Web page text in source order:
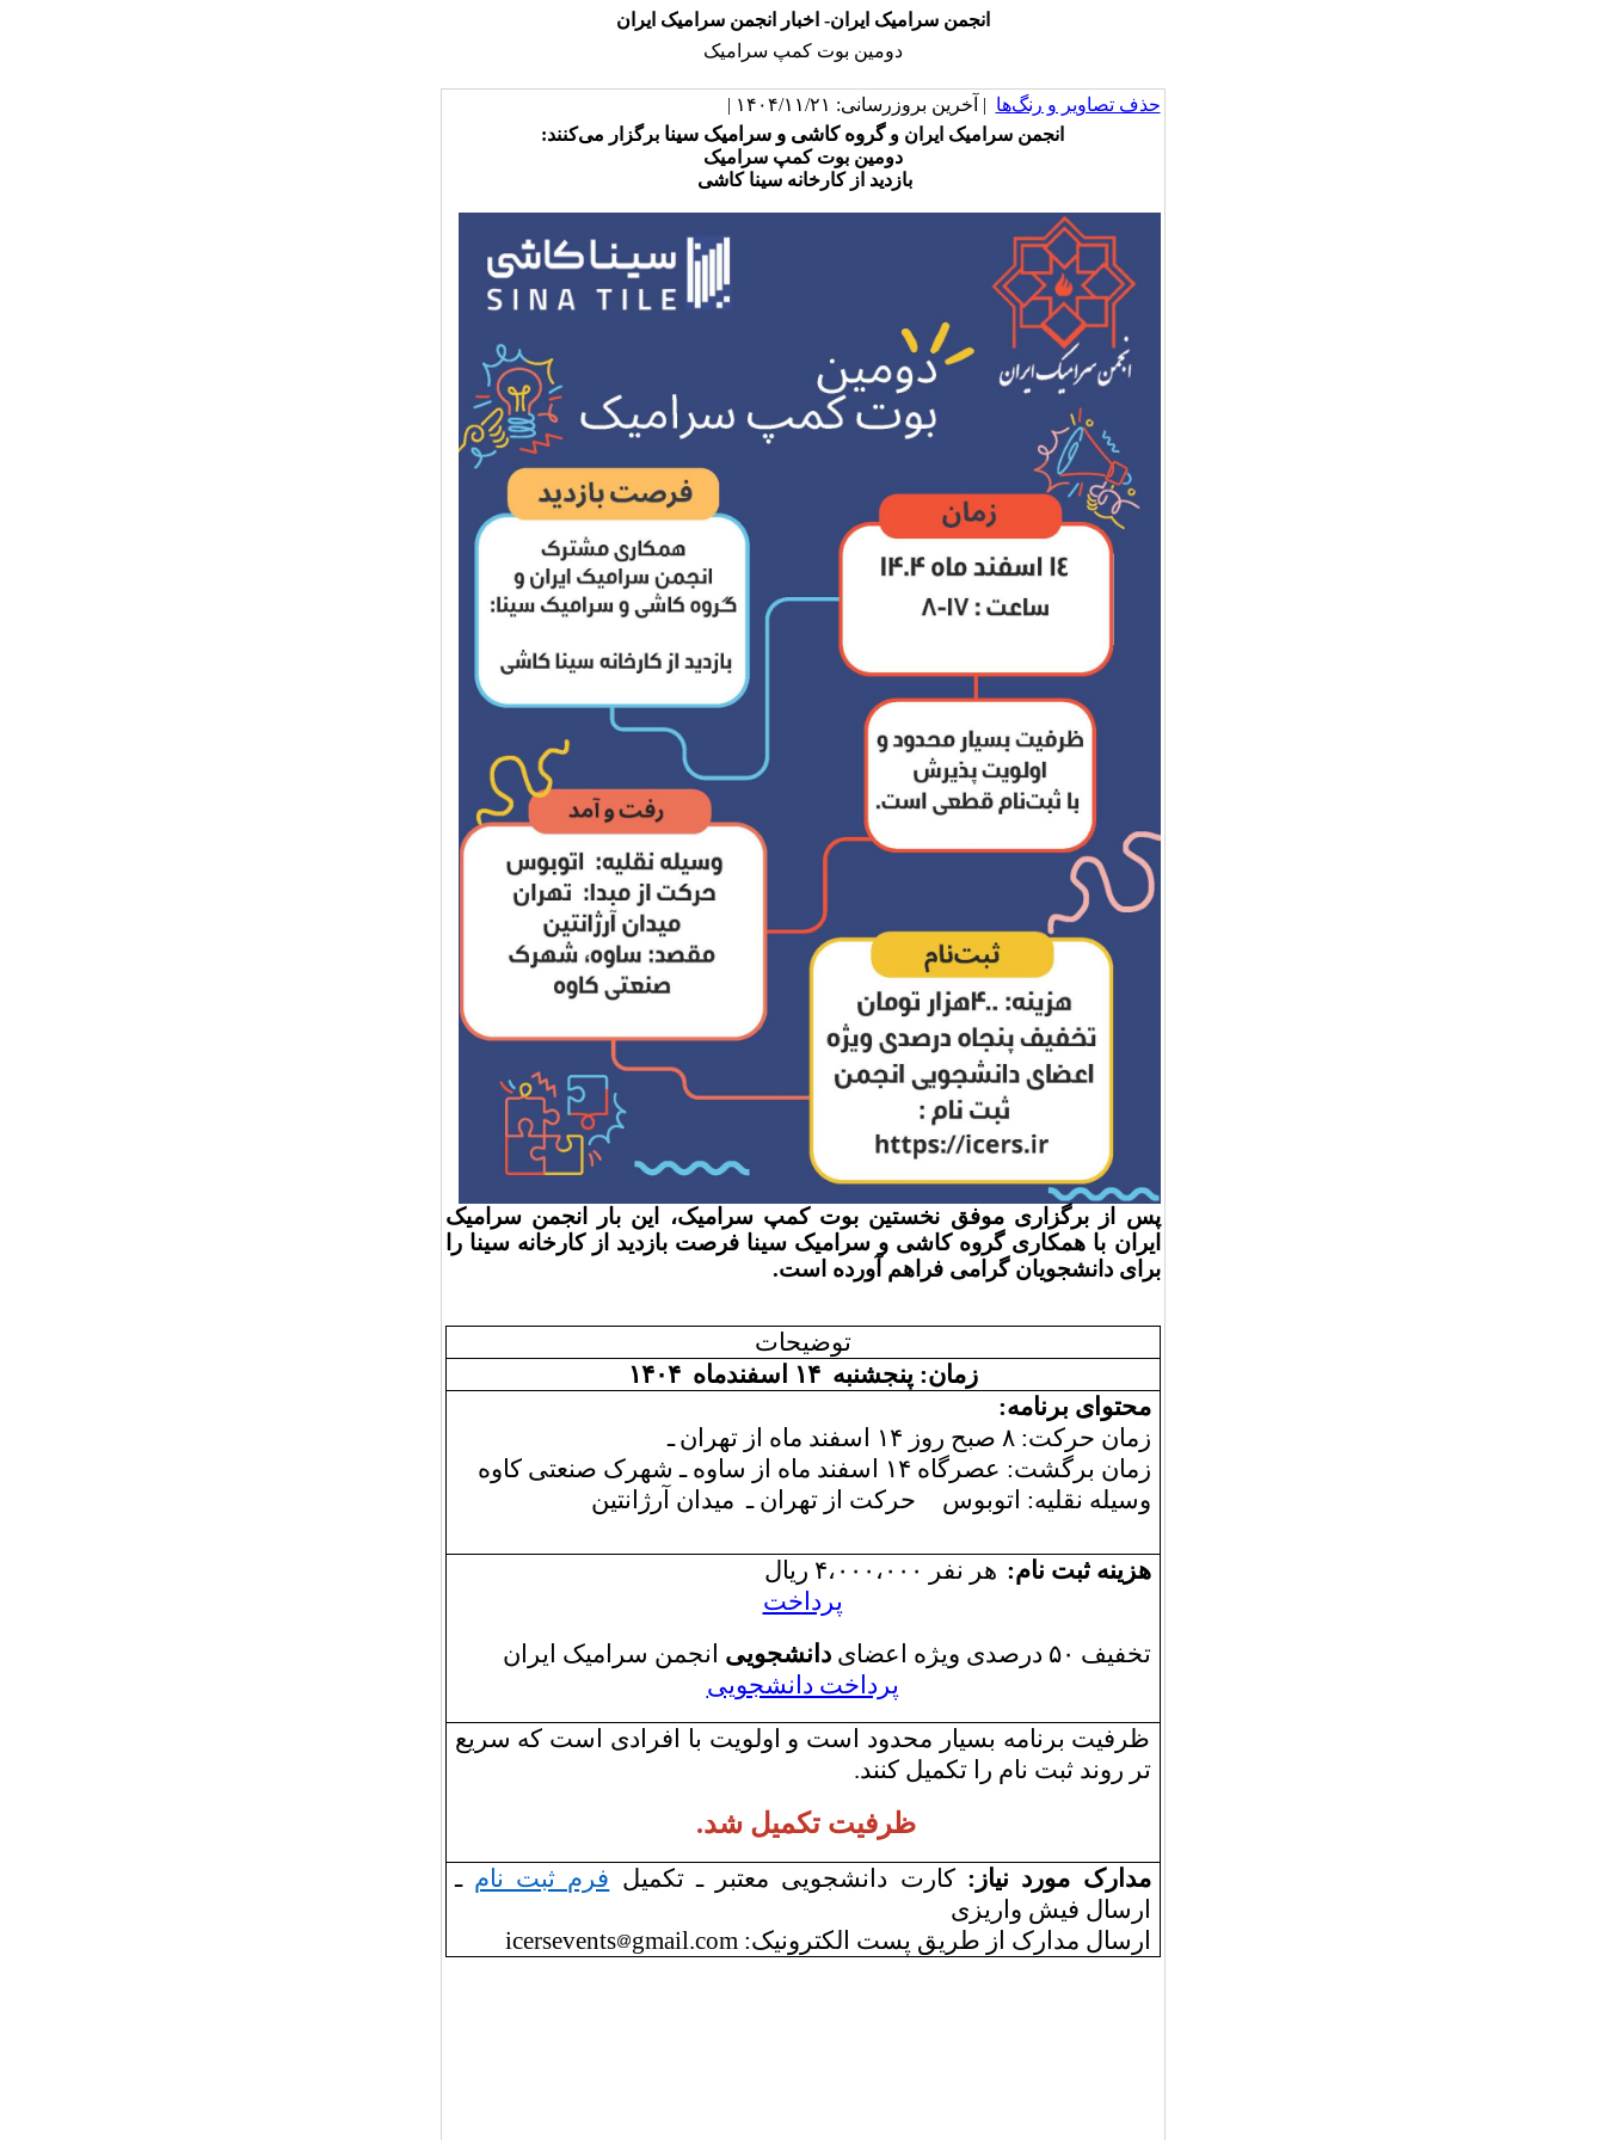
انجمن سرامیک ایران- اخبار انجمن سرامیک ایران
دومین بوت کمپ سرامیک
حذف تصاویر و رنگ‌ها | آخرین بروزرسانی: ۱۴۰۴/۱۱/۲۱ |
انجمن سرامیک ایران وگروه کاشی و سرامیک سینا برگزار می‌کنند:
دومین بوت کمپ سرامیک
بازدید از کارخانه سینا کاشی
پس از برگزاری موفق نخستین بوت کمپ سرامیک، این بار انجمن سرامیک
ایران با همکاری گروه کاشی و سرامیک سینا فرصت بازدید از کارخانه سینا را
برای دانشجویان گرامی فراهم آورده است.
توضیحات
زمان: پنجشنبه ۱۴ اسفندماه
۱۴۰۴
محتوای برنامه:
زمان حرکت: ۸ صبح روز
۱۴ اسفند ماه از تهران ـ
زمان برگشت: عصرگاه ۱۴ اسفند ماه
از ساوه ـ شهرک صنعتی کاوه
وسیله نقلیه: اتوبوس
حرکت از تهران ـ میدان آرژانتین
هزینه ثبت نام: هر نفر ۴،۰۰۰،۰۰۰ ریال
پرداخت
تخفیف ۵۰ درصدی ویژه اعضایدانشجویی انجمن سرامیک ایران
پرداخت دانشجویی
ظرفیت برنامه بسیار محدود است و اولویت با افرادی است که سریع
تر روند ثبت نام را تکمیل کنند.
ظرفیت تکمیل شد.
مدارک مورد نیاز:کارت دانشجویی معتبر ـ تکمیل فرم ثبت نام ـ
ارسال فیش واریزی
ارسال مدارک از طریق پست الکترونیک:
icersevents gmail.com